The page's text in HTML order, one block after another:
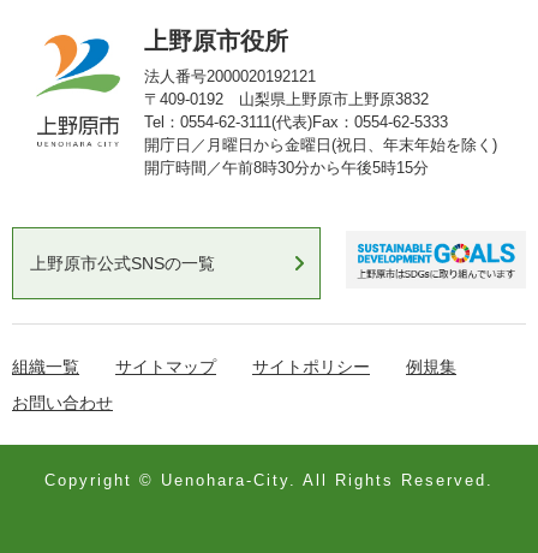
上野原市役所
法人番号2000020192121
〒409-0192 山梨県上野原市上野原3832
Tel：0554-62-3111(代表)Fax：0554-62-5333
開庁日／月曜日から金曜日(祝日、年末年始を除く)
開庁時間／午前8時30分から午後5時15分
上野原市公式SNSの一覧
組織一覧 サイトマップ サイトポリシー
例規集
お問い合わせ
Copyright © Uenohara-City. All Rights Reserved.